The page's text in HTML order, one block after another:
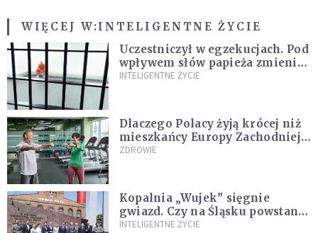
WIĘCEJ W:INTELIGENTNE ŻYCIE
Uczestniczył w egzekucjach. Pod
wpływem słów papieża zmienił
zdanie
INTELIGENTNE ŻYCIE
Dlaczego Polacy żyją krócej niż
mieszkańcy Europy Zachodniej?
Ekspertka wskazuje główne
ZDROWIE
Kopalnia „Wujek” sięgnie
gwiazd. Czy na Śląsku powstanie
„Dolina Krzemowa”?
INTELIGENTNE ŻYCIE